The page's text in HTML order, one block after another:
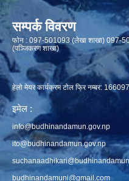
सम्पर्क विवरण
फाेन : 097-501093 (लेखा शाखा) 097-
(पञ्जिकरण शाखा)
हेलो मेयर कार्यक्रम टोल फ्रि नम्बर:
इमेल :
info@budhinandamun.gov.np
ito@budhinandamun.gov.np
budhinandamuni@gmail.com